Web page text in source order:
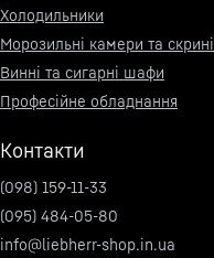
Холодильники
Морозильні камери та скрині
Винні та сигарні шафи
Професійне обладнання
Контакти
(098) 159-11-33
(095) 484-05-80
info@liebherr-shop.in.ua